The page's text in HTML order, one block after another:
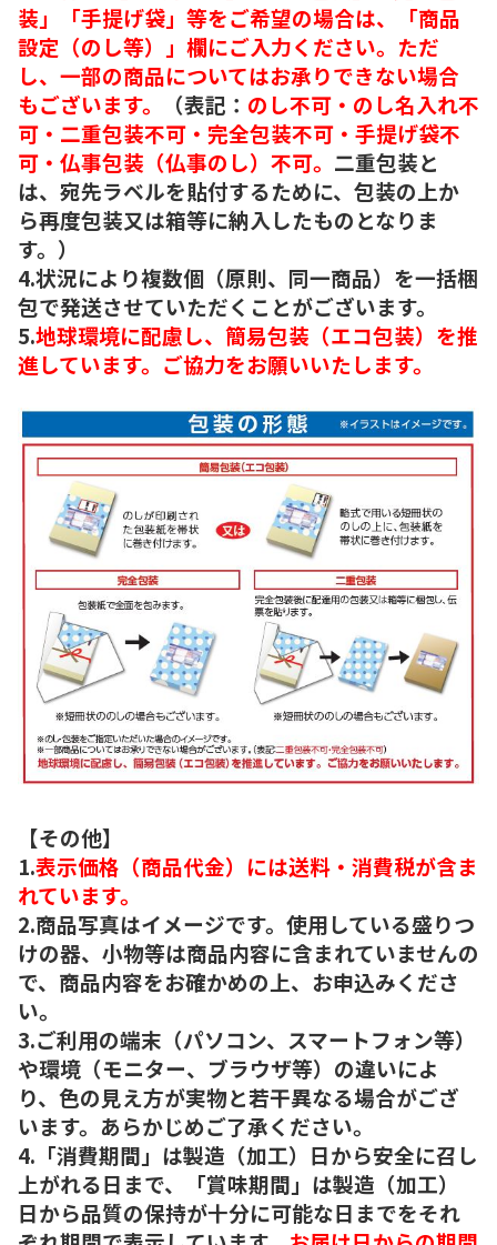
装」「手提げ袋」等をご希望の場合は、「商品
設定（のし等）」欄にご入力ください。ただ
し、一部の商品についてはお承りできない場合
もございます。
（表記： のし不可・のし名入れ不
可・二重包装不可・完全包装不可・手提げ袋不
可・仏事包装（仏事のし）不可。 二重包装と
は、宛先ラベルを貼付するために、包装の上か
ら再度包装又は箱等に納入したものとなりま
す。）
4.状況により複数個（原則、同一商品）を一括梱
包で発送させていただくことがございます。
5.地球環境に配慮し、簡易包装（エコ包装）を推
進しています。ご協力をお願いいたします。
【その他】
1.表示価格（商品代金）には送料・消費税が含ま
れています。
2.商品写真はイメージです。使用している盛りつ
けの器、小物等は商品内容に含まれていませんの
で、商品内容をお確かめの上、お申込みくださ
い。
3.ご利用の端末（パソコン、スマートフォン等）
や環境（モニター、ブラウザ等）の違いによ
り、色の見え方が実物と若干異なる場合がござ
います。あらかじめご了承ください。
4.「消費期間」は製造（加工）日から安全に召し
上がれる日まで、「賞味期間」は製造（加工）
日から品質の保持が十分に可能な日までをそれ